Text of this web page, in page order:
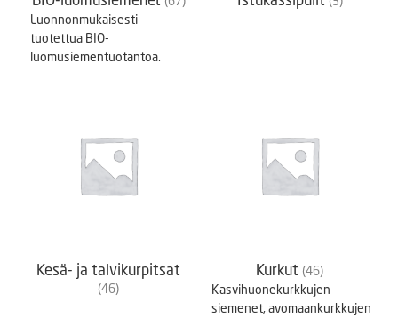
Luonnonmukaisesti
tuotettua BIO-
luomusiementuotantoa.
Kesä- ja talvikurpitsat
(46)
Kurkut (46)
Kasvihuonekurkkujen
siemenet, avomaankurkkujen